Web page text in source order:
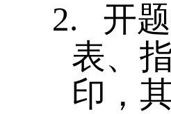
2.
开
表、
印，